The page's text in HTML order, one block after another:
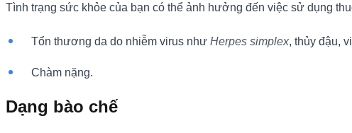
Tình trạng sức khỏe của bạn có thể ảnh hưởng đến việc sử dụng
Tổn thương da do nhiễm virus như Herpes simplex, thủy đậu,
Chàm nặng.
Dạng bào chế